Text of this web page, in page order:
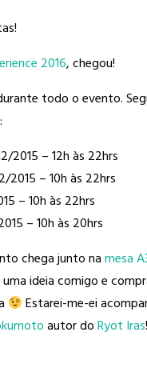
2016, chegou!
todo o evento.
2015 – 12h às 22hrs
– 10h às 22hrs
– 10h às 22hrs
– 10h às 20hrs
chega junto namesa
ideia comigo e
Estarei-me-ei
autor doRyot Iras!